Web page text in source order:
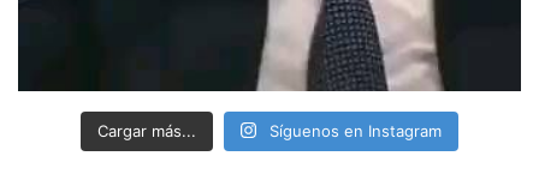
Cargar más... Síguenos en Instagram